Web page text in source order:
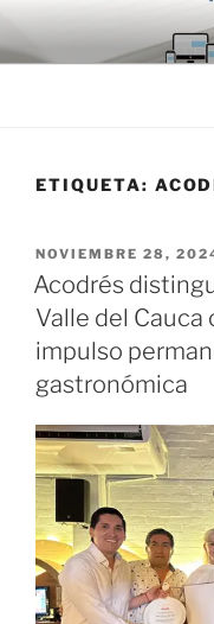
Saltar
al
contenido
ETIQUETA:
PUBLICADO
EL
NOVIEMBRE 28,
Acodrés
Valle del Cauca
impulso
gastronómica